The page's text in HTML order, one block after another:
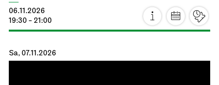
06.11.2026
19:30 - 21:00
Sa, 07.11.2026